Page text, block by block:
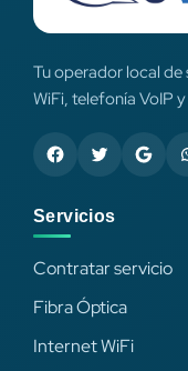
Tu operador local
WiFi, telefonía VoIP
Servicios
Contratar servicio
Fibra Óptica
Internet WiFi